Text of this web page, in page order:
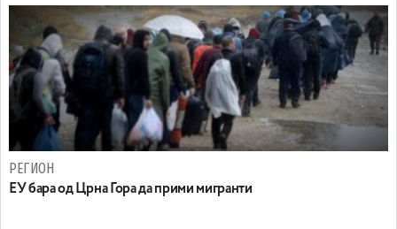
РЕГИОН
EУ бара од Црна Гора да прими мигранти